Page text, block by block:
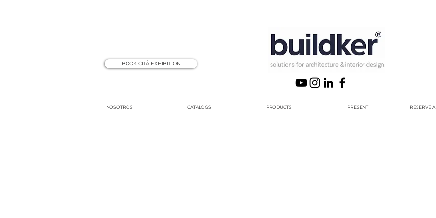
BOOK CITÅ EXHIBITION
NOSOTROS CATALOGS PRODUCTS PRESENT RESERVE